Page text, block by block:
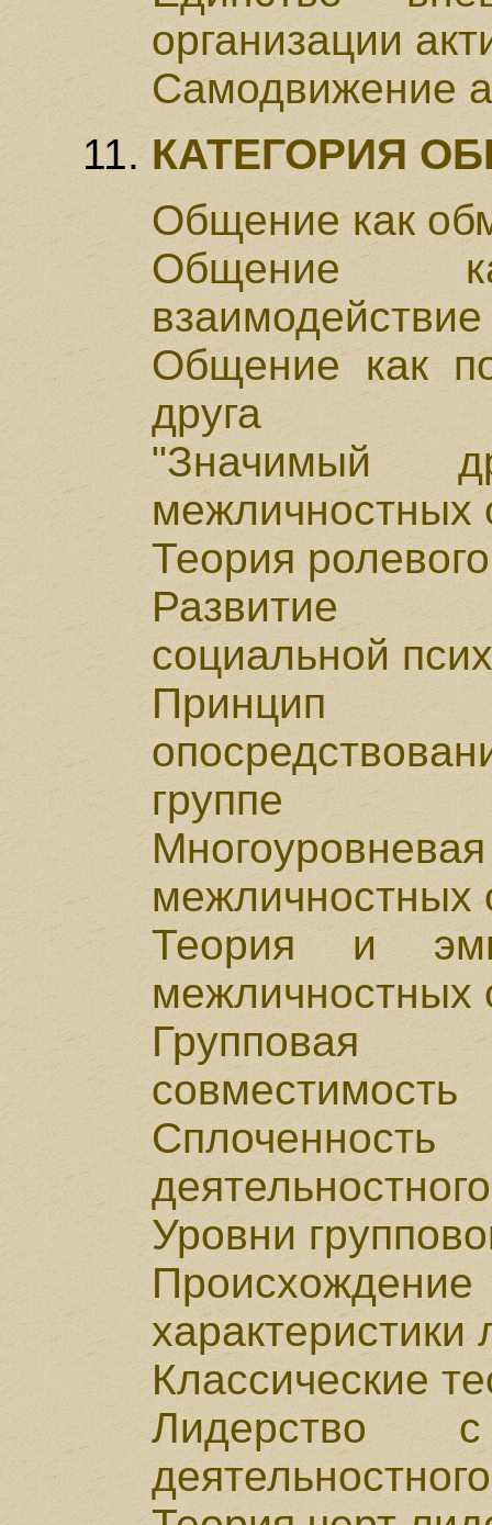
организации
Самодвижение
КАТЕГОРИЯ
Общение как
Общение
взаимодействие
Общение как
друга
"Значимый
межличностных
Теория
Развитие
социальной
Принцип
группе
межличностных
Теория и
межличностных
Групповая
совместимость
Уровни
характеристики
Классические
Лидерство